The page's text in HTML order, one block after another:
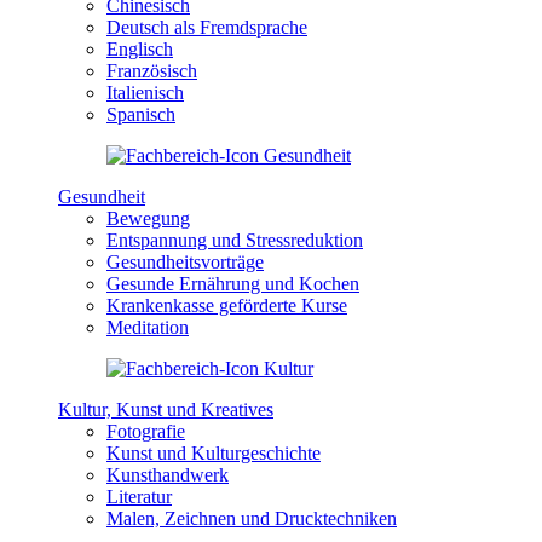
Chinesisch
Deutsch als Fremdsprache
Englisch
Französisch
Italienisch
Spanisch
Gesundheit
Bewegung
Entspannung und Stressreduktion
Gesundheitsvorträge
Gesunde Ernährung und Kochen
Krankenkasse geförderte Kurse
Meditation
Kultur, Kunst und Kreatives
Fotografie
Kunst und Kulturgeschichte
Kunsthandwerk
Literatur
Malen, Zeichnen und Drucktechniken